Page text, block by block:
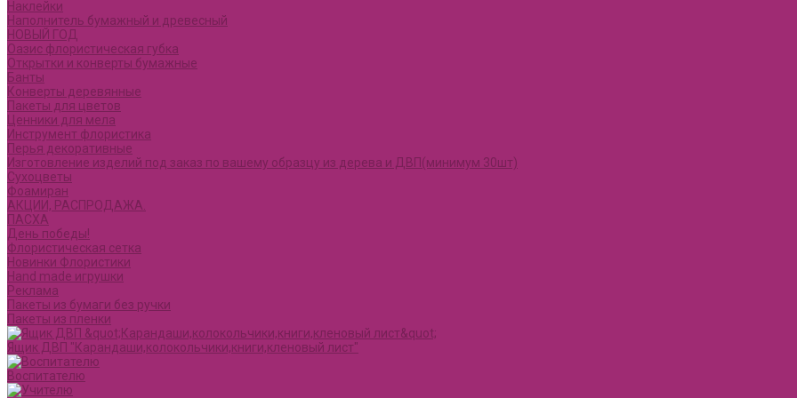
Наклейки
Наполнитель бумажный и древесный
НОВЫЙ ГОД
Оазис флористическая губка
Открытки и конверты бумажные
Банты
Конверты деревянные
Пакеты для цветов
Ценники для мела
Инструмент флористика
Перья декоративные
Изготовление изделий под заказ по вашему образцу из дерева и ДВП(минимум 30шт)
Сухоцветы
Фоамиран
АКЦИИ, РАСПРОДАЖА.
ПАСХА
День победы!
Флористическая сетка
Новинки Флористики
Hand made игрушки
Реклама
Пакеты из бумаги без ручки
Пакеты из пленки
Ящик ДВП "Карандаши,колокольчики,книги,кленовый лист"
Воспитателю